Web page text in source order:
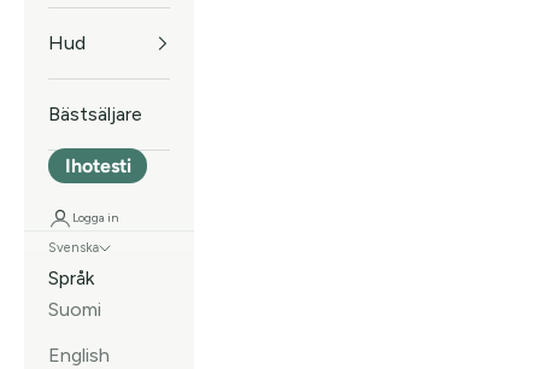
Hud
Bästsäljare
Ihotesti
Logga in
Svenska
Språk
Suomi
English